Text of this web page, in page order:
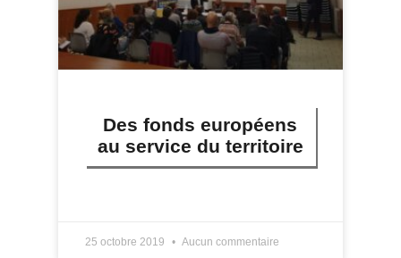
Des fonds européens
au service du territoire
25 octobre 2019 Aucun commentaire